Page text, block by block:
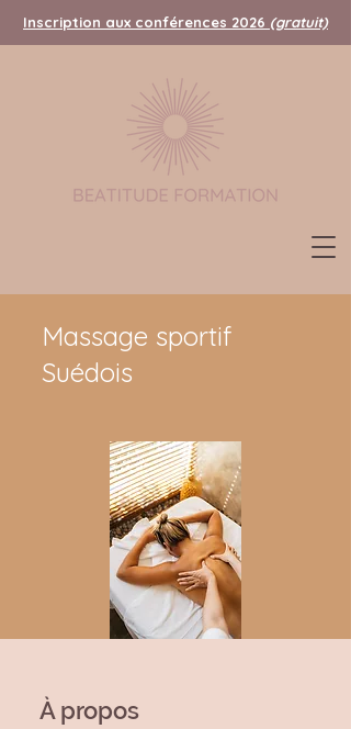
Inscription aux conférences 2026 (gratuit)
Massage sportif
Suédois
À propos